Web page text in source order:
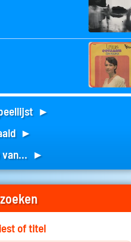
►
►
van... ►
of titel